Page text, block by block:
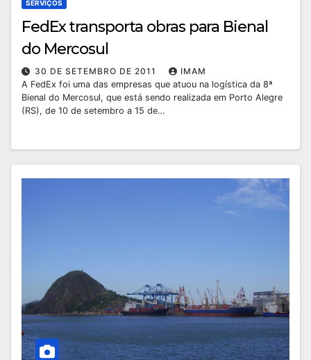
SERVIÇOS
FedEx transporta obras para Bienal
do Mercosul
30 DE SETEMBRO DE 2011
IMAM
A FedEx foi uma das empresas que atuou na logística da 8ª
Bienal do Mercosul, que está sendo realizada em Porto Alegre
(RS), de 10 de setembro a 15 de…